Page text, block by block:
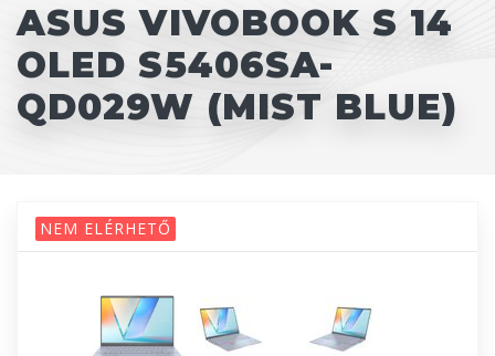
ASUS VIVOBOOK S 14
OLED S5406SA-
QD029W (MIST BLUE)
NEM ELÉRHETŐ